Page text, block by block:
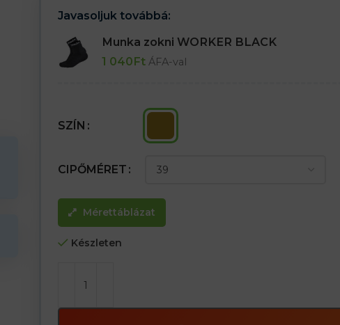
legyen
– Acél orr 200 J / 15 kN
– Légáteresztő lábbeli
– A lábujj és a sarok megerősítése nagyobb kopásállóságot garantál
– SB kategória
Javasoljuk továbbá:
Munka zokni WORKER BLACK
1 040Ft ÁFA-val
SZÍN
CIPŐMÉRET
Mérettáblázat
Készleten